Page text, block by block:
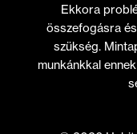
Ekkora
összefogásra
szükség.
munkánkkal